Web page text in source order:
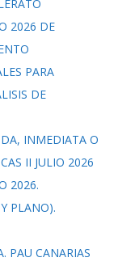
2026 DE
PARA
DE
INMEDIATA O
II JULIO 2026
2026.
PLANO).
PAU CANARIAS